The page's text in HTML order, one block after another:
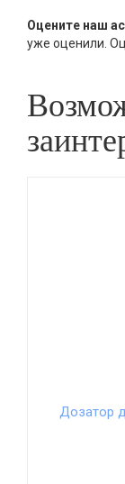
Оцените наш
уже оценили.
Дозатор